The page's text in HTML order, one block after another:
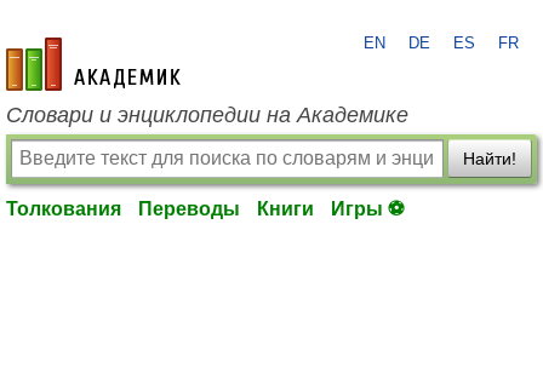
academic.ru
EN DE ES FR
Словари и энциклопедии на Академике
Найти!
Толкования Переводы Книги Игры ⚽